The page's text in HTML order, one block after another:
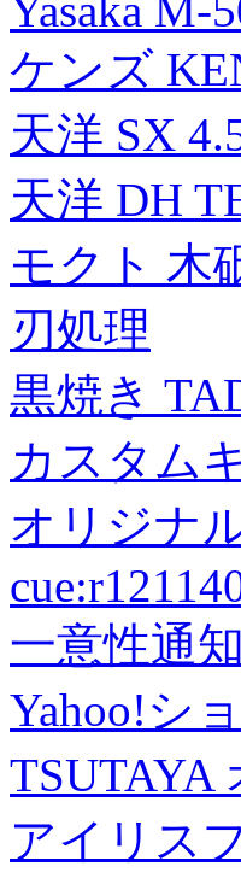
ケンズ
天洋 SX
天洋 DH
モクト 木
刃処理
黒焼き
カスタム
オリジナ
一意性通
Yahoo!シ
TSUTAYA
アイリス